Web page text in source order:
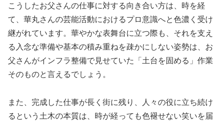
こうしたお父さんの仕事に対する向き合い方は、時を経
て、華丸さんの芸能活動におけるプロ意識へと色濃く受け
継がれています。華やかな表舞台に立つ際も、それを支え
る入念な準備や基本の積み重ねを疎かにしない姿勢は、お
父さんがインフラ整備で見せていた「土台を固める」作業
そのものと言えるでしょう。
また、完成した仕事が長く街に残り、人々の役に立ち続け
るという土木の本質は、時が経っても色褪せない笑いを届